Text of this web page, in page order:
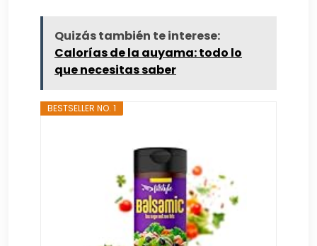
Quizás también te interese:
Calorías de la auyama: todo lo
que necesitas saber
BESTSELLER NO. 1